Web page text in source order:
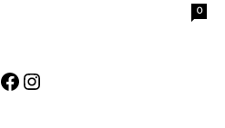
0
Facebook
Instagram